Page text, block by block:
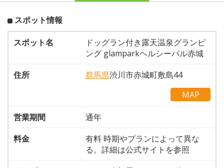
スポット情報
スポット名
ドッグラン付き露天温泉グランピ
ング glamparkヘルシーパル赤城
住所
群馬県渋川市赤城町敷島44
MAP
営業期間
通年
料金
有料 時期やプランによって異な
る。詳細は公式サイトを参照